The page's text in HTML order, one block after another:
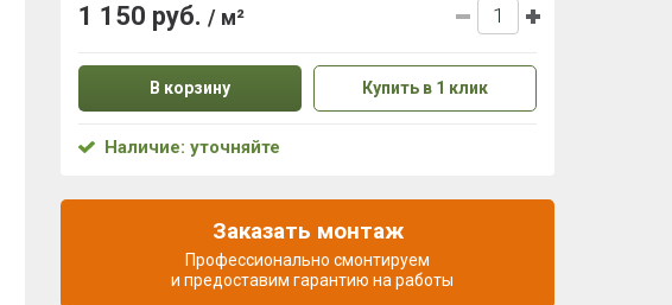
1 150 руб. / м²
В корзину Купить в 1 клик
Наличие: уточняйте
Заказать монтаж
Профессионально смонтируем
и предоставим гарантию на работы